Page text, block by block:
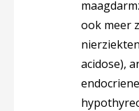
ook meer
acidose),